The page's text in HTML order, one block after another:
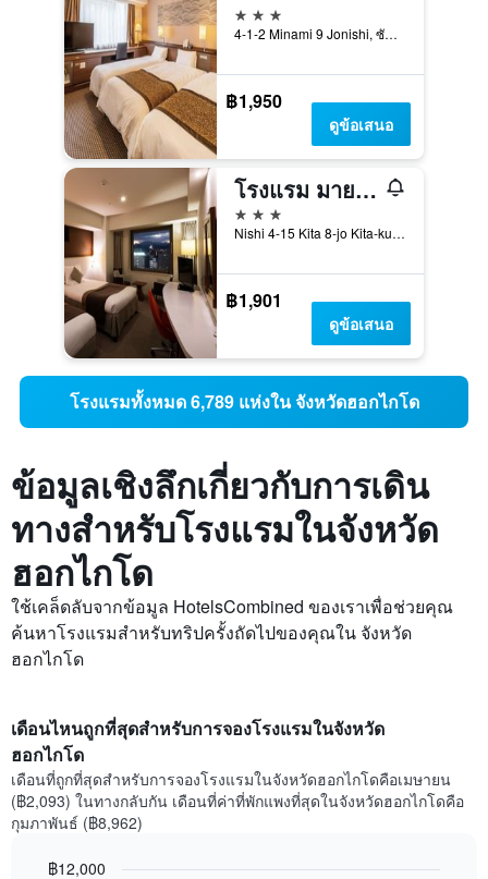
3 ดาว
4-1-2 Minami 9 Jonishi, ซัปโปโร, ญี่ปุ่น
฿1,950
ดูข้อเสนอ
โรงแรม มายสเตย์ส ซัปโปโร สเตชั่น
3 ดาว
Nishi 4-15 Kita 8-jo Kita-ku, ซัปโปโร, ญี่ปุ่น
฿1,901
ดูข้อเสนอ
โรงแรมทั้งหมด 6,789 แห่งใน จังหวัดฮอกไกโด
ข้อมูลเชิงลึกเกี่ยวกับการเดิน
ทางสำหรับโรงแรมในจังหวัด
ฮอกไกโด
ใช้เคล็ดลับจากข้อมูล HotelsCombined ของเราเพื่อช่วยคุณ
ค้นหาโรงแรมสำหรับทริปครั้งถัดไปของคุณใน จังหวัด
ฮอกไกโด
เดือนไหนถูกที่สุดสำหรับการจองโรงแรมในจังหวัด
ฮอกไกโด
เดือนที่ถูกที่สุดสำหรับการจองโรงแรมในจังหวัดฮอกไกโดคือเมษายน
(฿2,093) ในทางกลับกัน เดือนที่ค่าที่พักแพงที่สุดในจังหวัดฮอกไกโดคือ
กุมภาพันธ์ (฿8,962)
฿12,000